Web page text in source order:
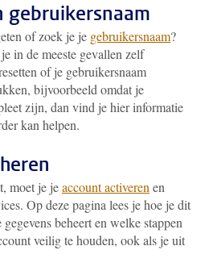
of zoek je je gebruikersnaam?
in de meeste gevallen zelf
of je gebruikersnaam
bijvoorbeeld omdat je
zijn, dan vind je hier informatie
kan helpen.
moet je jeaccount activeren en
Op deze pagina lees je hoe je dit
beheert en welke stappen
veilig te houden, ook als je uit